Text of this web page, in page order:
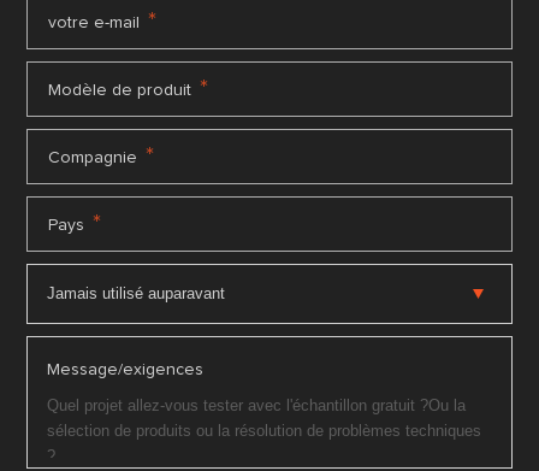
votre e-mail *
Modèle de produit *
Compagnie *
Pays *
Message/exigences